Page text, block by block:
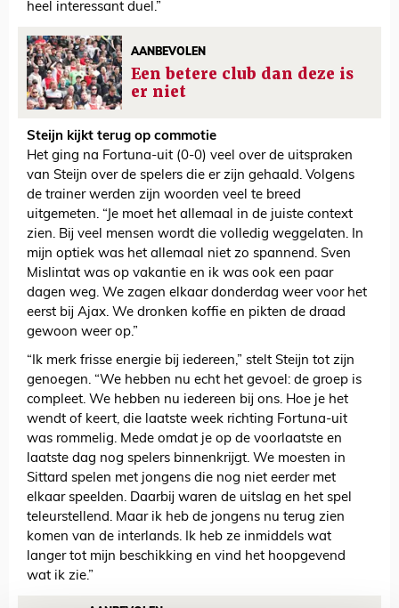
heel interessant duel.”
AANBEVOLEN
Een betere club dan deze is
er niet
Steijn kijkt terug op commotie
Het ging na Fortuna-uit (0-0) veel over de uitspraken
van Steijn over de spelers die er zijn gehaald. Volgens
de trainer werden zijn woorden veel te breed
uitgemeten. “Je moet het allemaal in de juiste context
zien. Bij veel mensen wordt die volledig weggelaten. In
mijn optiek was het allemaal niet zo spannend. Sven
Mislintat was op vakantie en ik was ook een paar
dagen weg. We zagen elkaar donderdag weer voor het
eerst bij Ajax. We dronken koffie en pikten de draad
gewoon weer op.”
“Ik merk frisse energie bij iedereen,” stelt Steijn tot zijn
genoegen. “We hebben nu echt het gevoel: de groep is
compleet. We hebben nu iedereen bij ons. Hoe je het
wendt of keert, die laatste week richting Fortuna-uit
was rommelig. Mede omdat je op de voorlaatste en
laatste dag nog spelers binnenkrijgt. We moesten in
Sittard spelen met jongens die nog niet eerder met
elkaar speelden. Daarbij waren de uitslag en het spel
teleurstellend. Maar ik heb de jongens nu terug zien
komen van de interlands. Ik heb ze inmiddels wat
langer tot mijn beschikking en vind het hoopgevend
wat ik zie.”